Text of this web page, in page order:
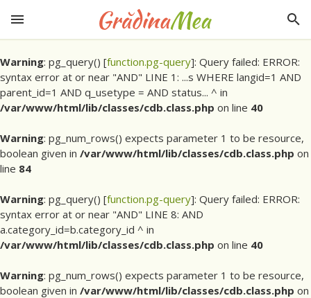
Warning: pg_query() [function.pg-query]: Query failed: ERROR:
syntax error at or near "AND" LINE 1: ...s WHERE langid=1 AND
parent_id=1 AND q_usetype = AND status... ^ in
/var/www/html/lib/classes/cdb.class.php on line 40
Warning: pg_num_rows() expects parameter 1 to be resource,
boolean given in /var/www/html/lib/classes/cdb.class.php on
line 84
Warning: pg_query() [function.pg-query]: Query failed: ERROR:
syntax error at or near "AND" LINE 8: AND
a.category_id=b.category_id ^ in
/var/www/html/lib/classes/cdb.class.php on line 40
Warning: pg_num_rows() expects parameter 1 to be resource,
boolean given in /var/www/html/lib/classes/cdb.class.php on